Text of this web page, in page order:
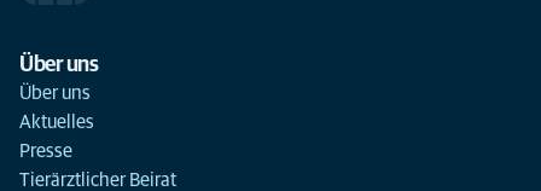
Über uns
Über uns
Aktuelles
Presse
Tierärztlicher Beirat